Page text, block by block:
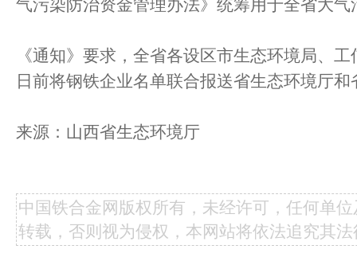
气污染防治资金管理办法》统筹用于全省大
《通知》要求，全省各设区市生态环境局、
日前将钢铁企业名单联合报送省生态环境厅和
来源：山西省生态环境厅
中国铁合金网版权所有，未经许可，任何单
转载，否则视为侵权，本网站将依法追究其